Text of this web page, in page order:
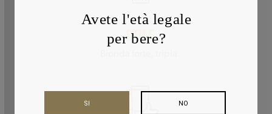
STILE
Avete l'età legale
per bere?
NO
SI